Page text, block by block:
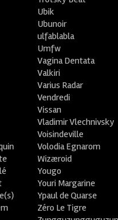
Ubik
Ubunoir
ulfablabla
Umfw
Vagina Dentata
Valkiri
Varius Radar
Vendredi
Vissan
Vladimir Vlechnivsky
Voisindeville
Volodia Egnarom
Wizæroid
Yougo
Youri Margarine
Ypaul de Quarse
Zéro Le Tigre